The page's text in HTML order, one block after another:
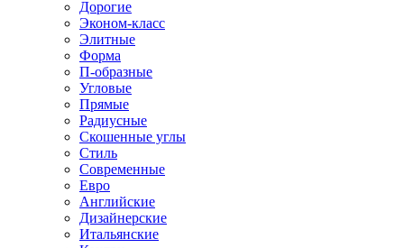
Дорогие
Эконом-класс
Элитные
Форма
П-образные
Угловые
Прямые
Радиусные
Скошенные углы
Стиль
Современные
Евро
Английские
Дизайнерские
Итальянские